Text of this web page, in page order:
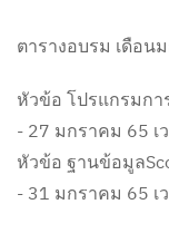
ตารางอบรม เดือน
หัวข้อ โปรแกรมกา
- 27 มกราคม 65 เ
หัวข้อ ฐานข้อมูล
- 31 มกราคม 65 เ